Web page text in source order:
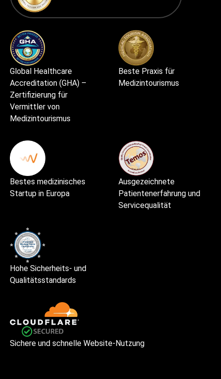
Global Healthcare
Accreditation (GHA) –
Zertifizierung für
Vermittler von
Medizintourismus
Beste Praxis für
Medizintourismus
Bestes medizinisches
Startup in Europa
Ausgezeichnete
Patientenerfahrung und
Servicequalität
Hohe Sicherheits- und
Qualitätsstandards
Sichere und schnelle Website-Nutzung